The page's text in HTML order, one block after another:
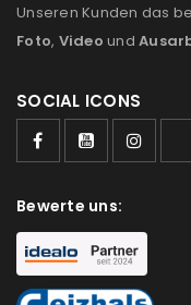
Unseren Kunden das
Foto, Video und
SOCIAL ICONS
Bewerte uns: